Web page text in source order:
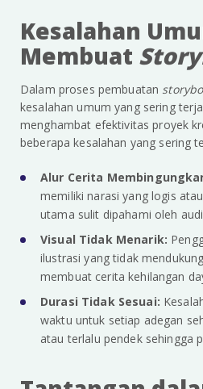
Kesalahan
Membuat
Dalam proses pembuatan
kesalahan umum yang sering
menghambat efektivitas proyek
beberapa kesalahan yang sering
Alur Cerita
memiliki narasi yang logis
utama sulit dipahami oleh
Visual Tidak Menarik:
ilustrasi yang tidak
membuat cerita kehilangan
Durasi Tidak Sesuai:
waktu untuk setiap adegan
atau terlalu pendek sehingga